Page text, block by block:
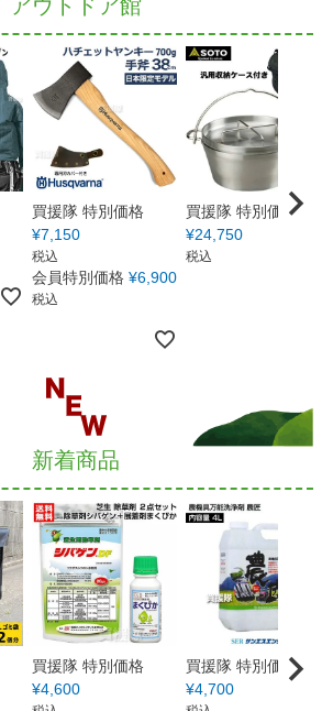
アウトドア館
買援隊 特別価格
¥7,150
税込
会員特別価格 ¥6,900
税込
買援隊 特別価格
¥24,750
税込
新着商品
買援隊 特別価格
¥4,600
買援隊 特別価格
¥4,700